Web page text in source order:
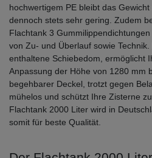
hochwertigem PE bleibt das
dennoch stets sehr gering. Zudem
Flachtank 3
von Zu- und Überlauf sowie
enthaltene Schiebedom, ermöglicht
Anpassung der Höhe von 1280 mm
begehbarer Deckel, trotzt gegen
mühelos und schützt Ihre Zisterne
Flachtank 2000 Liter wird in
somit für beste Qualität.